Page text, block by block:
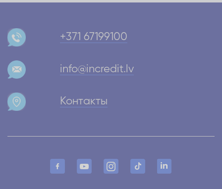
+371 67199100
info@incredit.lv
Контакты